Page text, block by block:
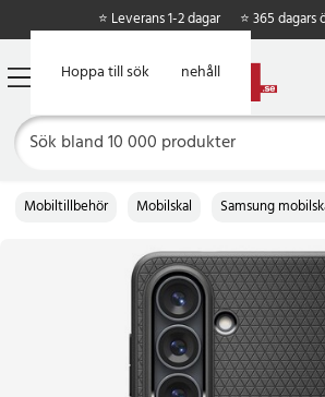
Hoppa till huvudinnehåll
Hoppa till sök
⭐ Leverans 1-2 dagar ⭐ 365
Mobiltillbehör Mobilskal Samsung